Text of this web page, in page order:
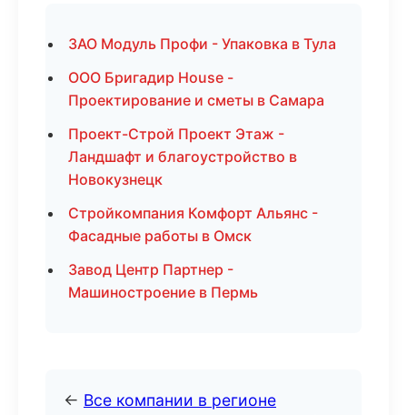
ЗАО Модуль Профи - Упаковка в Тула
ООО Бригадир House -
Проектирование и сметы в Самара
Проект-Строй Проект Этаж -
Ландшафт и благоустройство в
Новокузнецк
Стройкомпания Комфорт Альянс -
Фасадные работы в Омск
Завод Центр Партнер -
Машиностроение в Пермь
← Все компании в регионе